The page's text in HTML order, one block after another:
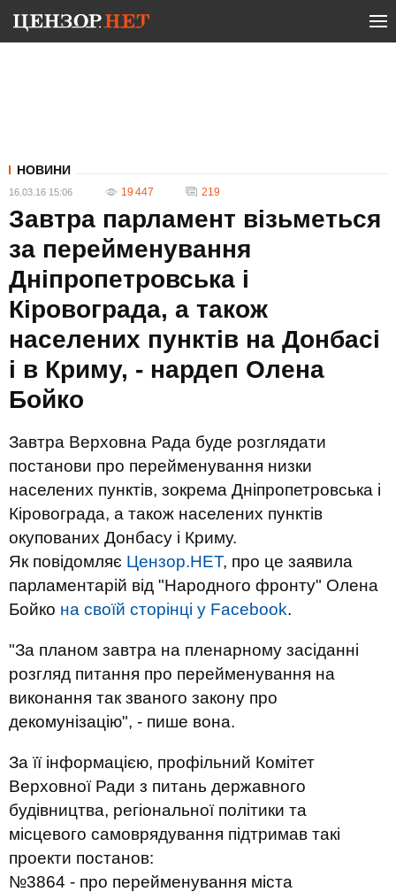
НОВИНИ
16.03.16 15:06 19 447 219
Завтра парламент візьметься
за перейменування
Дніпропетровська і
Кіровограда, а також
населених пунктів на Донбасі
і в Криму, - нардеп Олена
Бойко
Завтра Верховна Рада буде розглядати
постанови про перейменування низки
населених пунктів, зокрема Дніпропетровська і
Кіровограда, а також населених пунктів
окупованих Донбасу і Криму.
Як повідомляє Цензор.НЕТ, про це заявила
парламентарій від "Народного фронту" Олена
Бойко на своїй сторінці у Facebook.
"За планом завтра на пленарному засіданні
розгляд питання про перейменування на
виконання так званого закону про
декомунізацію", - пише вона.
За її інформацією, профільний Комітет
Верховної Ради з питань державного
будівництва, регіональної політики та
місцевого самоврядування підтримав такі
проекти постанов:
№3864 - про перейменування міста